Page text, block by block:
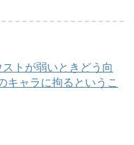
トが弱いときどう向
キャラに拘るというこ